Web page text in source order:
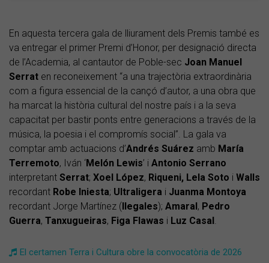
En aquesta tercera gala de lliurament dels Premis també es
va entregar el primer Premi d’Honor, per designació directa
de l’Academia, al cantautor de Poble-sec Joan Manuel
Serrat en reconeixement “a una trajectòria extraordinària
com a figura essencial de la cançó d’autor, a una obra que
ha marcat la història cultural del nostre país i a la seva
capacitat per bastir ponts entre generacions a través de la
música, la poesia i el compromís social”. La gala va
comptar amb actuacions d’Andrés Suárez amb María
Terremoto, Iván ‘Melón Lewis’ i Antonio Serrano
interpretant Serrat; Xoel López, Riqueni, Lela Soto i Walls
recordant Robe Iniesta; Ultraligera i Juanma Montoya
recordant Jorge Martínez (Ilegales); Amaral, Pedro
Guerra, Tanxugueiras, Figa Flawas i Luz Casal
El certamen Terra i Cultura obre la convocatòria de 2026